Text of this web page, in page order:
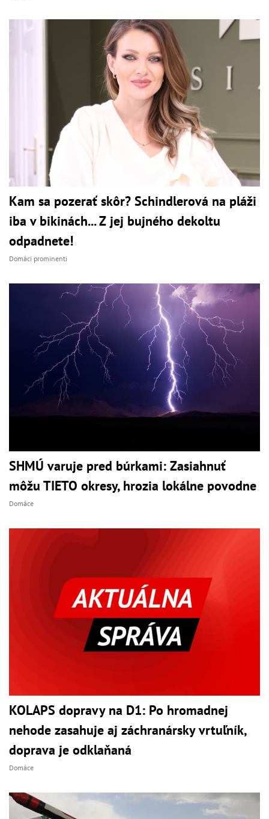
Kam sa pozerať skôr? Schindlerová na pláži
iba v bikinách... Z jej bujného dekoltu
odpadnete!
Domáci prominenti
SHMÚ varuje pred búrkami: Zasiahnuť
môžu TIETO okresy, hrozia lokálne povodne
Domáce
KOLAPS dopravy na D1: Po hromadnej
nehode zasahuje aj záchranársky vrtuľník,
doprava je odklaňaná
Domáce